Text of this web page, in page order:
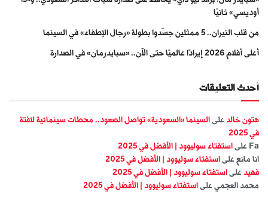
أوديسي» ثانيًا
من قلب النيران.. 5 ممثلين جسّدوا بطولة «رجال الإطفاء» في السينما
أعلى أفلام 2026 إيرادًا عالميًا حتى الآن.. «سبايدرمان» في الصدارة
أحدث التعليقات
هتون خالد على السينما «السعودية» تواصل الصعود.. محطات سينمائية لافتة
في 2025
Fa على استفتاء سوليوود | الأفضل في 2025
انا مانع على استفتاء سوليوود | الأفضل في 2025
فهيد على استفتاء سوليوود | الأفضل في 2025
محمد العجمي على استفتاء سوليوود | الأفضل في 2025